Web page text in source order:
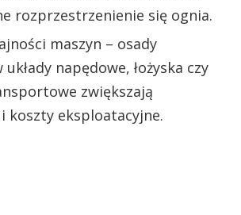
rozprzestrzenienie się ognia.
maszyn – osady
napędowe, łożyska czy
zwiększają
koszty eksploatacyjne.